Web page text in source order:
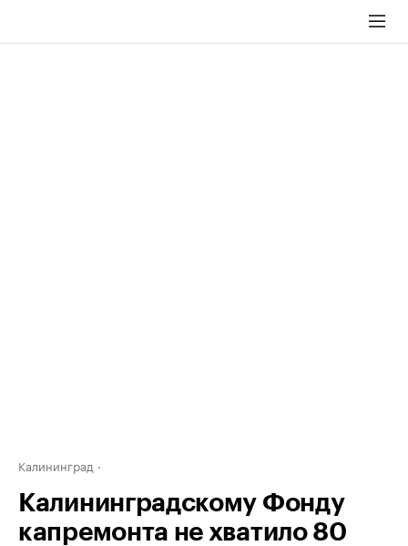
Калининград
Калининградскому Фонду
капремонта не хватило 80